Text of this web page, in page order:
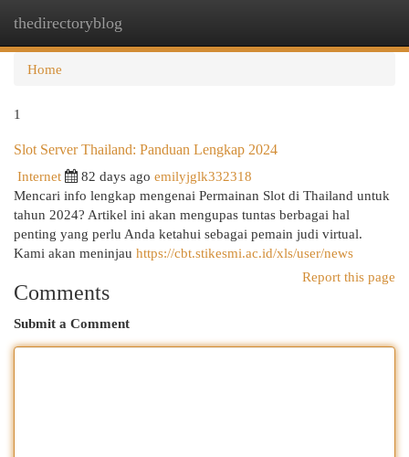
thedirectoryblog
Home
1
Slot Server Thailand: Panduan Lengkap 2024
Internet
82 days ago emilyjglk332318
Mencari info lengkap mengenai Permainan Slot di Thailand untuk
tahun 2024? Artikel ini akan mengupas tuntas berbagai hal
penting yang perlu Anda ketahui sebagai pemain judi virtual.
Kami akan meninjau https://cbt.stikesmi.ac.id/xls/user/news
Report this page
Comments
Submit a Comment